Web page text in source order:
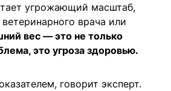
угрожающий масштаб,
врача или
вес — это не только
это угроза здоровью.
говорит эксперт.